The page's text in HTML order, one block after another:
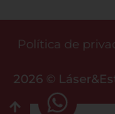
2026 ©
Política de